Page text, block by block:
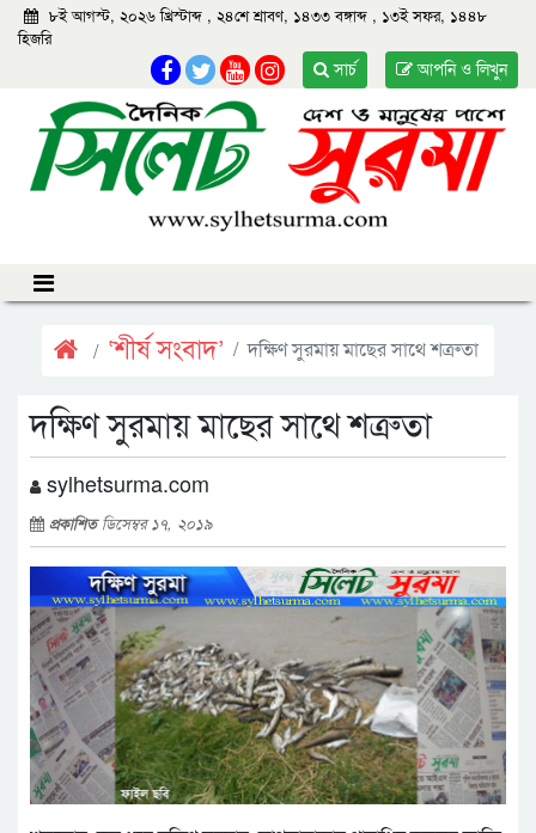
৮ই আগস্ট, ২০২৬ খ্রিস্টাব্দ , ২৪শে শ্রাবণ, ১৪৩৩ বঙ্গাব্দ , ১৩ই সফর, ১৪৪৮
হিজরি
আপনি ও লিখুন
সার্চ
‘শীর্ষ সংবাদ’ দক্ষিণ সুরমায় মাছের সাথে শত্রুতা
দক্ষিণ সুরমায় মাছের সাথে শত্রুতা
sylhetsurma.com
প্রকাশিতডিসেম্বর ১৭, ২০১৯